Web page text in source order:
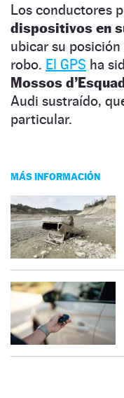
Los conductores
dispositivos en
ubicar su
robo. El GPS ha
Mossos
Audi sustraído,
particular.
MÁS INFORMACIÓN